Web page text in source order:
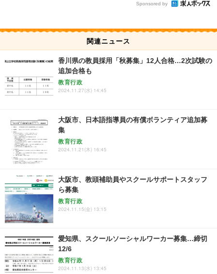
Sponsored by
関連ニュース
香川県の教員採用「秋募集」12人合格…2次試験の
追加合格も
教育行政
2024.11.27(水) 14:45
大阪市、日本語指導員の有償ボランティア追加募
集
教育行政
2024.11.21(木) 16:45
大阪市、教頭補助員やスクールサポートスタッフ
ら募集
教育行政
2024.11.15(金) 13:15
愛知県、スクールソーシャルワーカー募集…締切
12/6
教育行政
2024.11.13(水) 13:45